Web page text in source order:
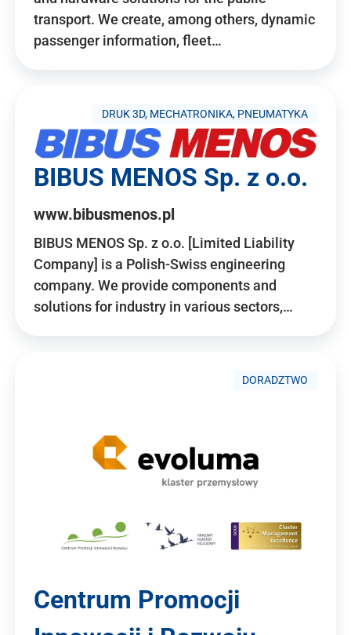
transport. We create, among others, dynamic
passenger information, fleet…
DRUK 3D, MECHATRONIKA, PNEUMATYKA
BIBUS MENOS Sp. z o.o.
www.bibusmenos.pl
BIBUS MENOS Sp. z o.o. [Limited Liability
Company] is a Polish-Swiss engineering
company. We provide components and
solutions for industry in various sectors,…
DORADZTWO
Centrum Promocji